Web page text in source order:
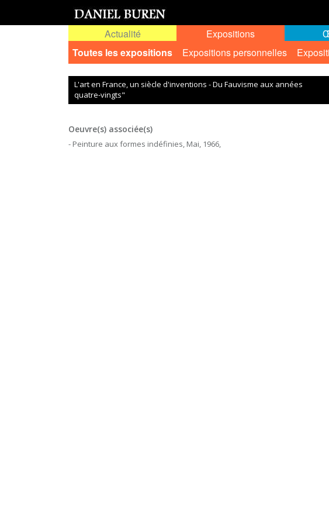
Actualité
Expositions
Toutes les expositions
Expositions personnelles
L'art en France, un siècle d'inventions - Du Fauvisme aux années
quatre-vingts"
Oeuvre(s) associée(s)
- Peinture aux formes indéfinies, Mai, 1966,